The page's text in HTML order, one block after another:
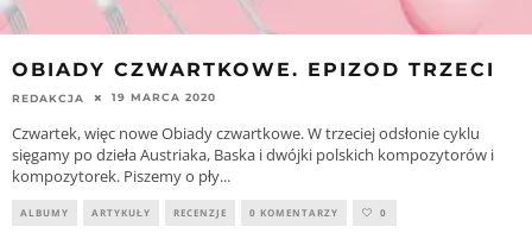
OBIADY CZWARTKOWE. EPIZOD TRZECI
REDAKCJA 19 MARCA 2020
Czwartek, więc nowe Obiady czwartkowe. W trzeciej odsłonie cyklu
sięgamy po dzieła Austriaka, Baska i dwójki polskich kompozytorów i
kompozytorek. Piszemy o pły...
ALBUMY ARTYKUŁY RECENZJE 0 KOMENTARZY 0